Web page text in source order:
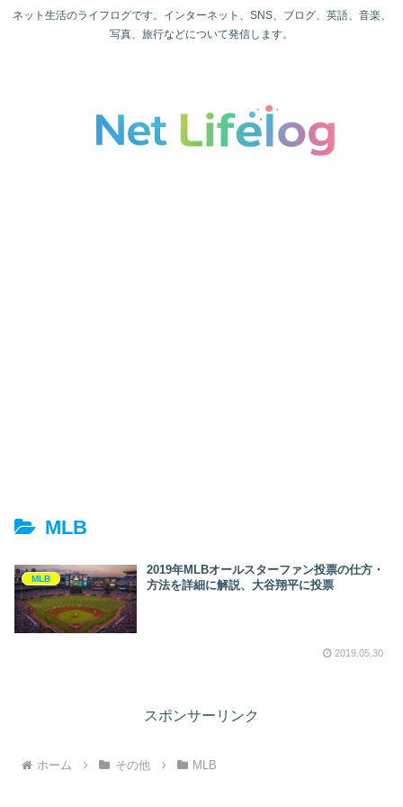
ネット生活のライフログです。インターネット、SNS、ブログ、英語、音楽、
写真、旅行などについて発信します。
MLB
MLB
2019年MLBオールスターファン投票の仕方・
方法を詳細に解説、大谷翔平に投票
2019.05.30
スポンサーリンク
ホーム その他 MLB